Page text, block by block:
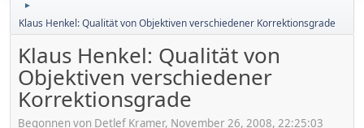
►
Klaus Henkel: Qualität von Objektiven verschiedener Korrektionsgrade
Klaus Henkel: Qualität von
Objektiven verschiedener
Korrektionsgrade
Begonnen von Detlef Kramer, November 26, 2008, 22:25:03